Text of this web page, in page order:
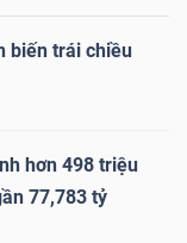
biến trái chiều
hơn 498 triệu
77,783 tỷ